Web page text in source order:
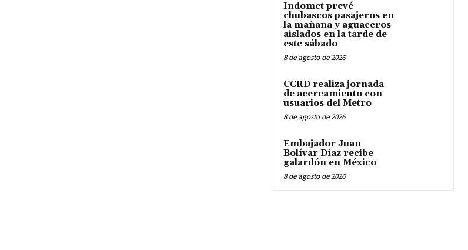
Indomet prevé
chubascos pasajeros en
la mañana y aguaceros
aislados en la tarde de
este sábado
8 de agosto de 2026
CCRD realiza jornada
de acercamiento con
usuarios del Metro
8 de agosto de 2026
Embajador Juan
Bolívar Díaz recibe
galardón en México
8 de agosto de 2026